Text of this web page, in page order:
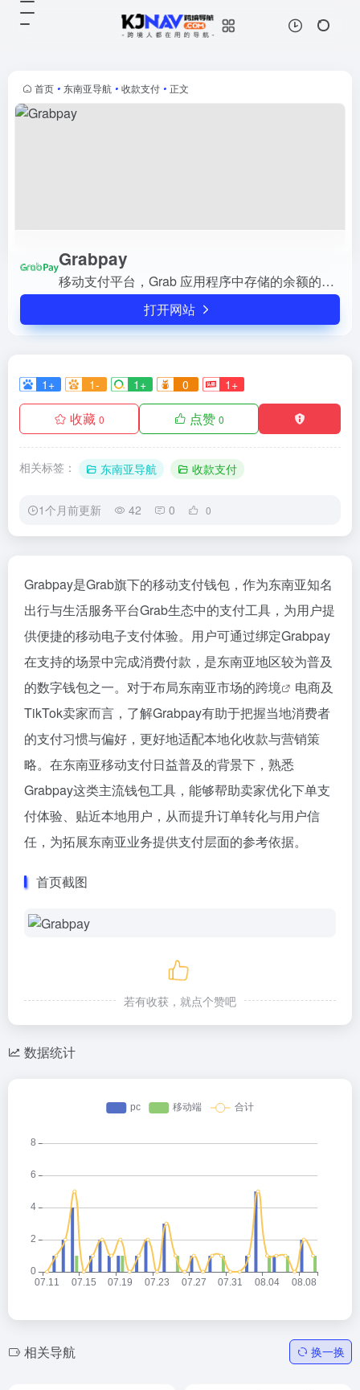
首页 • 东南亚导航 • 收款支付 • 正文
Grabpay
移动支付平台，Grab 应用程序中存储的余额的移动钱包
打开网站
1+ 1- 1+ 0 1+
收藏 0 点赞 0
相关标签： 东南亚导航 收款支付
1个月前更新 42 0 0
Grabpay是Grab旗下的移动支付钱包，作为东南亚知名
出行与生活服务平台Grab生态中的支付工具，为用户提
供便捷的移动电子支付体验。用户可通过绑定Grabpay
在支持的场景中完成消费付款，是东南亚地区较为普及
的数字钱包之一。对于布局东南亚市场的跨境
电商及
TikTok卖家而言，了解Grabpay有助于把握当地消费者
的支付习惯与偏好，更好地适配本地化收款与营销策
略。在东南亚移动支付日益普及的背景下，熟悉
Grabpay这类主流钱包工具，能够帮助卖家优化下单支
付体验、贴近本地用户，从而提升订单转化与用户信
任，为拓展东南亚业务提供支付层面的参考依据。
首页截图
若有收获，就点个赞吧
数据统计
相关导航 换一换